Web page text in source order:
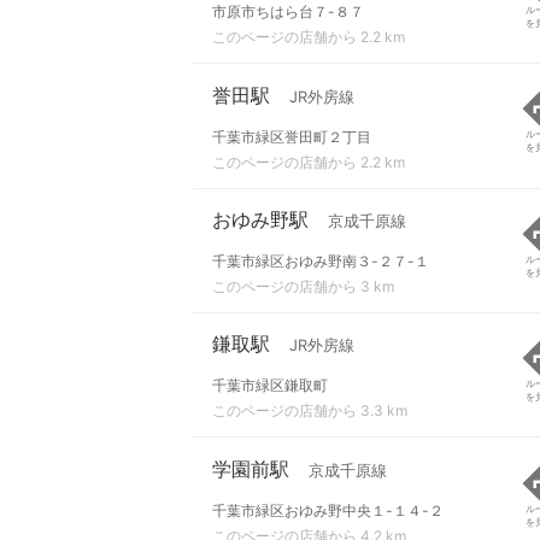
市原市ちはら台７-８７
このページの店舗から 2.2 km
ル
を
誉田駅 JR外房線
千葉市緑区誉田町２丁目
このページの店舗から 2.2 km
ル
を
おゆみ野駅 京成千原線
千葉市緑区おゆみ野南３-２７-１
このページの店舗から 3 km
ル
を
鎌取駅 JR外房線
千葉市緑区鎌取町
このページの店舗から 3.3 km
ル
を
学園前駅 京成千原線
千葉市緑区おゆみ野中央１-１４-２
このページの店舗から 4.2 km
ル
を